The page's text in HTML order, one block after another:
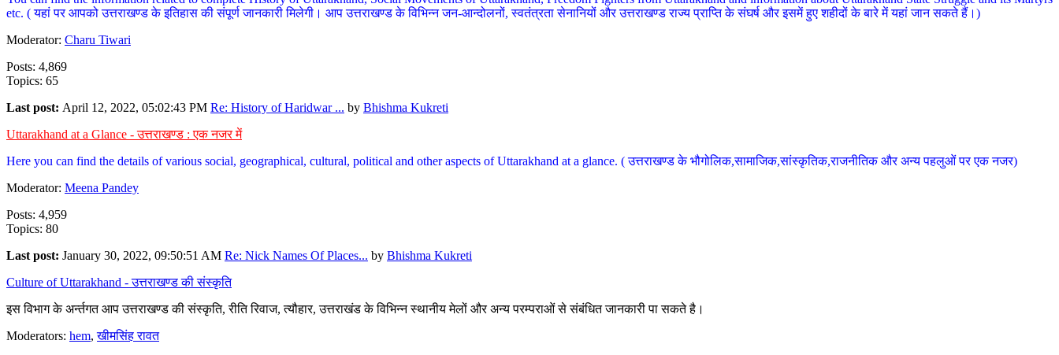
etc. ( यहां पर आपको उत्तराखण्ड के इतिहास की संपूर्ण जानकारी मिलेगी। आप उत्तराखण्ड के विभिन्न जन-आन्दोलनों, स्वतंत्रता सेनानियों और उत्तराखण्ड राज्य प्राप्ति के संघर्ष और इसमें हुए शहीदों के बारे में यहां जान सकते हैं।)
Moderator: Charu Tiwari
Posts: 4,869
Topics: 65
Last post: April 12, 2022, 05:02:43 PM Re: History of Haridwar ... by Bhishma Kukreti
Uttarakhand at a Glance - उत्तराखण्ड : एक नजर में
Here you can find the details of various social, geographical, cultural, political and other aspects of Uttarakhand at a glance. ( उत्तराखण्ड के भौगोलिक,सामाजिक,सांस्कृतिक,राजनीतिक और अन्य पहलुओं पर एक नजर)
Moderator: Meena Pandey
Posts: 4,959
Topics: 80
Last post: January 30, 2022, 09:50:51 AM Re: Nick Names Of Places... by Bhishma Kukreti
Culture of Uttarakhand - उत्तराखण्ड की संस्कृति
इस विभाग के अर्न्तगत आप उत्तराखण्ड की संस्कृति, रीति रिवाज, त्यौहार, उत्तराखंड के विभिन्न स्थानीय मेलों और अन्य परम्पराओं से संबंधित जानकारी पा सकते है।
Moderators: hem,खीमसिंह रावत